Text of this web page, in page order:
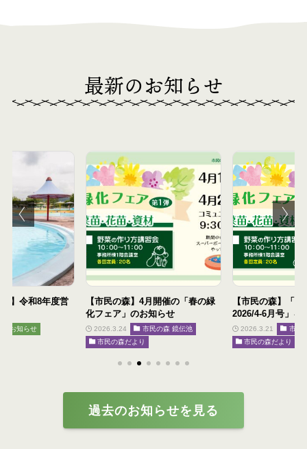
最新のお知らせ
開催の「春の緑
民の森 鏡伝池
【市民の森】「市民の森だより
2026/4-6月号」を発行しました！
2026.3.21
市民の森 鏡伝池
市民の森だより
【王仁公園】リ
ンしました！
2026.3.13
総合
王仁公園
過去のお知らせを見る